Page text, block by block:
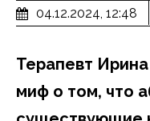
04.12.2024, 12:48
Терапевт
миф о том, что